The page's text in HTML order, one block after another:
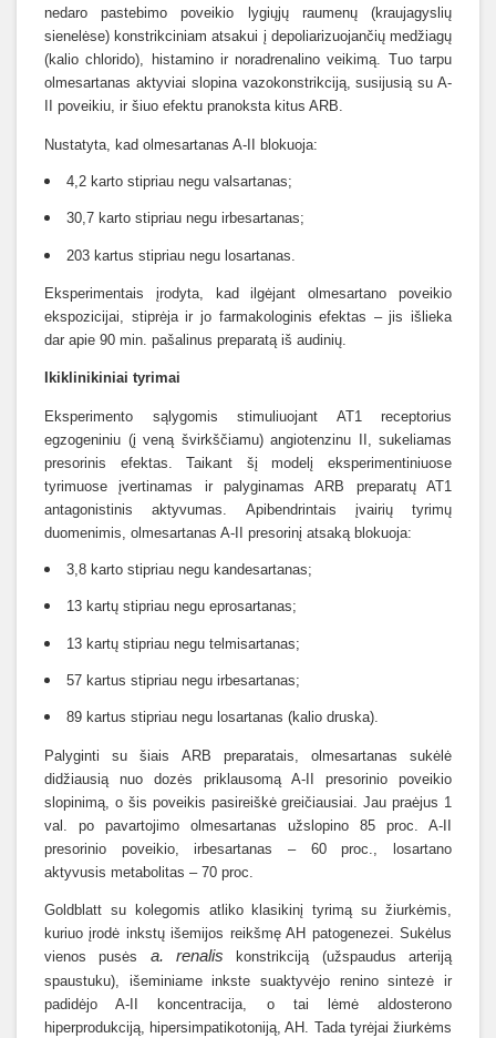
nedaro pastebimo poveikio lygiųjų raumenų (kraujagyslių
sienelėse) konstrikciniam atsakui į depoliarizuojančių medžiagų
(kalio chlorido), histamino ir noradrenalino veikimą. Tuo tarpu
olmesartanas aktyviai slopina vazokonstrikciją, susijusią su A-
II poveikiu, ir šiuo efektu pranoksta kitus ARB.
Nustatyta, kad olmesartanas A-II blokuoja:
4,2 karto stipriau negu valsartanas;
30,7 karto stipriau negu irbesartanas;
203 kartus stipriau negu losartanas.
Eksperimentais įrodyta, kad ilgėjant olmesartano poveikio
ekspozicijai, stiprėja ir jo farmakologinis efektas – jis išlieka
dar apie 90 min. pašalinus preparatą iš audinių.
Ikiklinikiniai tyrimai
Eksperimento sąlygomis stimuliuojant AT1 receptorius
egzogeniniu (į veną švirkščiamu) angiotenzinu II, sukeliamas
presorinis efektas. Taikant šį modelį eksperimentiniuose
tyrimuose įvertinamas ir palyginamas ARB preparatų AT1
antagonistinis aktyvumas. Apibendrintais įvairių tyrimų
duomenimis, olmesartanas A-II presorinį atsaką blokuoja:
3,8 karto stipriau negu kandesartanas;
13 kartų stipriau negu eprosartanas;
13 kartų stipriau negu telmisartanas;
57 kartus stipriau negu irbesartanas;
89 kartus stipriau negu losartanas (kalio druska).
Palyginti su šiais ARB preparatais, olmesartanas sukėlė
didžiausią nuo dozės priklausomą A-II presorinio poveikio
slopinimą, o šis poveikis pasireiškė greičiausiai. Jau praėjus 1
val. po pavartojimo olmesartanas užslopino 85 proc. A-II
presorinio poveikio, irbesartanas – 60 proc., losartano
aktyvusis metabolitas – 70 proc.
Goldblatt su kolegomis atliko klasikinį tyrimą su žiurkėmis,
kuriuo įrodė inkstų išemijos reikšmę AH patogenezei. Sukėlus
vienos pusės a. renalis konstrikciją (užspaudus arteriją
spaustuku), išeminiame inkste suaktyvėjo renino sintezė ir
padidėjo A-II koncentracija, o tai lėmė aldosterono
hiperprodukciją, hipersimpatikotoniją, AH. Tada tyrėjai žiurkėms